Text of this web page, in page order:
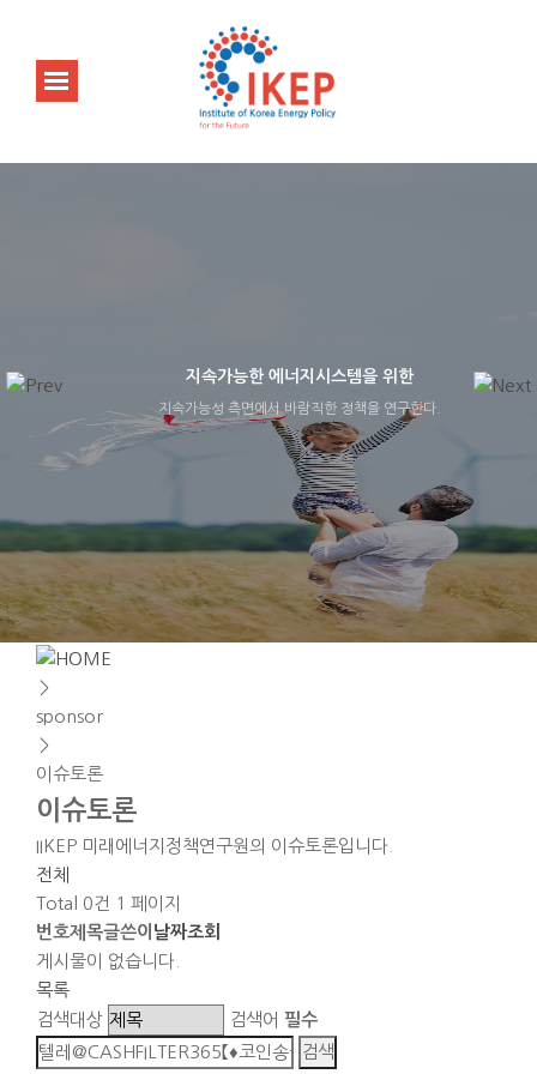
지속가능한 에너지시스템을 위한
지속가능성 측면에서 바람직한 정책을 연구한다.
＞
sponsor
＞
이슈토론
이슈토론
IIKEP 미래에너지정책연구원의 이슈토론입니다.
전체
Total 0건 1 페이지
번호제목글쓴이 날짜조회
게시물이 없습니다.
목록
검색대상
검색어 필수